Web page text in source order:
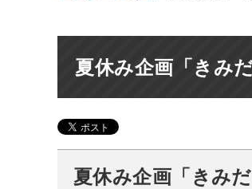
夏休み企画「きみ
夏休み企画「きみ